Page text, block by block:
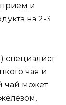
и
на 2-3
специалист
чая и
чай может